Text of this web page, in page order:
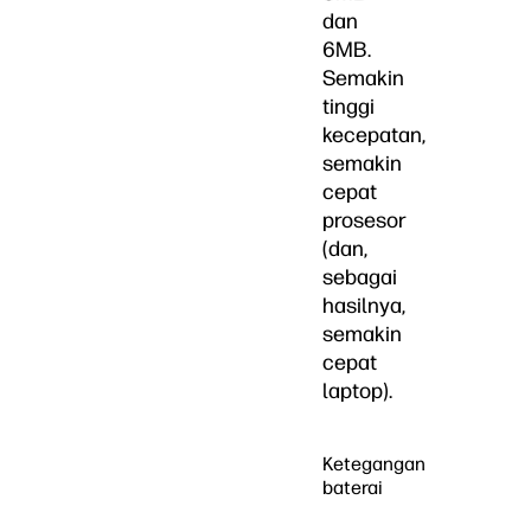
dan
6MB.
Semakin
tinggi
kecepatan,
semakin
cepat
prosesor
(dan,
sebagai
hasilnya,
semakin
cepat
laptop).
Ketegangan
baterai